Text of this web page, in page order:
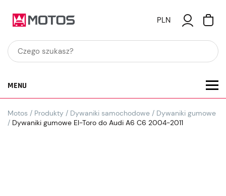
PLN
MENU
Motos / Produkty / Dywaniki samochodowe / Dywaniki gumowe
/ Dywaniki gumowe El-Toro do Audi A6 C6 2004-2011